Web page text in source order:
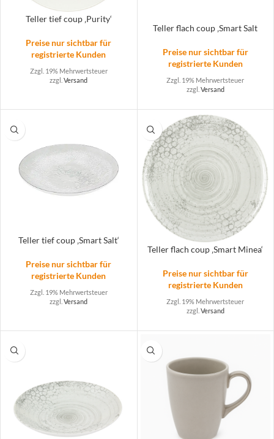
Teller tief coup ‚Purity‘
Preise nur sichtbar für
registrierte Kunden
Zzgl. 19% Mehrwertsteuer
zzgl.Versand
Teller flach coup ‚Smart Salt
Preise nur sichtbar für
registrierte Kunden
Zzgl. 19% Mehrwertsteuer
zzgl. Versand
Teller tief coup ‚Smart Salt‘
Preise nur sichtbar für
registrierte Kunden
Zzgl. 19% Mehrwertsteuer
zzgl.Versand
Teller flach coup ‚Smart Minea‘
Preise nur sichtbar für
registrierte Kunden
Zzgl. 19% Mehrwertsteuer
zzgl. Versand